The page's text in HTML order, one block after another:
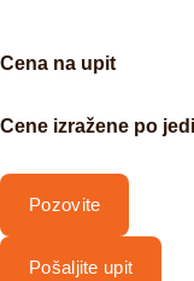
Cena na upit
Cene izražene po
Pozovite
Pošaljite upit